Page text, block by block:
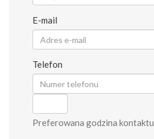
E-mail
Telefon
Preferowana godzina kontaktu